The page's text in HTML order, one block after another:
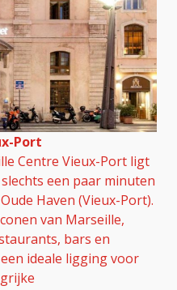
Port
Centre Vieux-Port ligt
een paar minuten
Haven (Vieux-Port).
van Marseille,
bars en
ideale ligging voor